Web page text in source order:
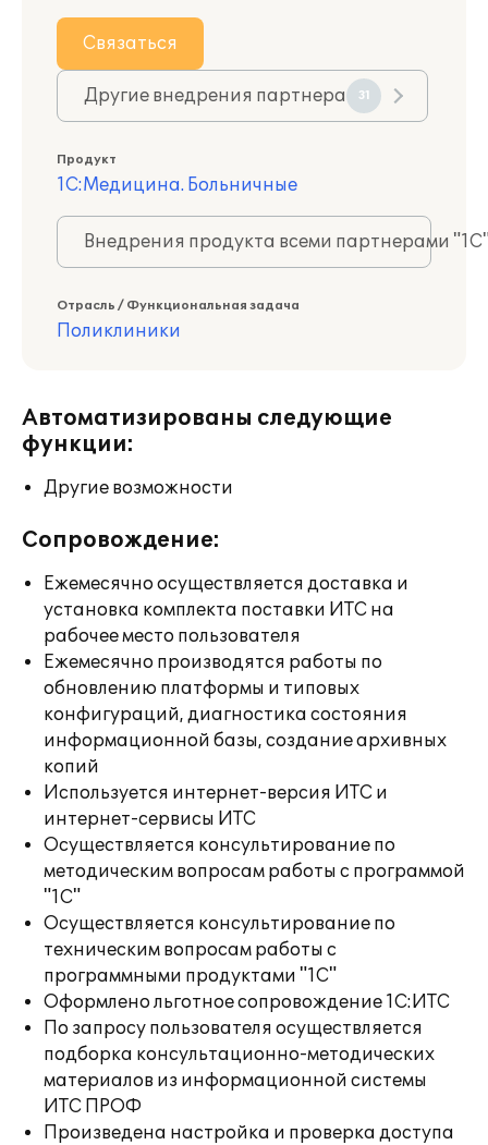
Связаться
Другие внедрения партнера 31
Продукт
1С:Медицина. Больничные
Внедрения продукта всеми партнерами
Отрасль / Функциональная задача
Поликлиники
Автоматизированы следующие
функции:
Другие возможности
Сопровождение:
Ежемесячно осуществляется доставка и
установка комплекта поставки ИТС на
рабочее место пользователя
Ежемесячно производятся работы по
обновлению платформы и типовых
конфигураций, диагностика состояния
информационной базы, создание архивных
копий
Используется интернет-версия ИТС и
интернет-сервисы ИТС
Осуществляется консультирование по
методическим вопросам работы с программой
"1С"
Осуществляется консультирование по
техническим вопросам работы с
программными продуктами "1С"
Оформлено льготное сопровождение 1С:ИТС
По запросу пользователя осуществляется
подборка консультационно-методических
материалов из информационной системы
ИТС ПРОФ
Произведена настройка и проверка доступа